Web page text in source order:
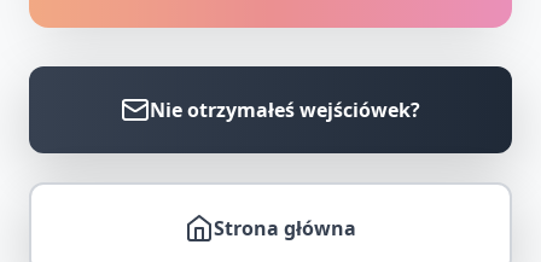
Nie otrzymałeś wejściówek?
Strona główna